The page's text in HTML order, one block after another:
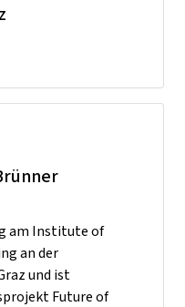
am Institute of
an der
und ist
Future of